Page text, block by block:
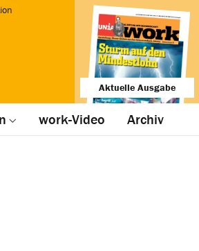
Aktuelle Ausgabe
work-Video Archiv